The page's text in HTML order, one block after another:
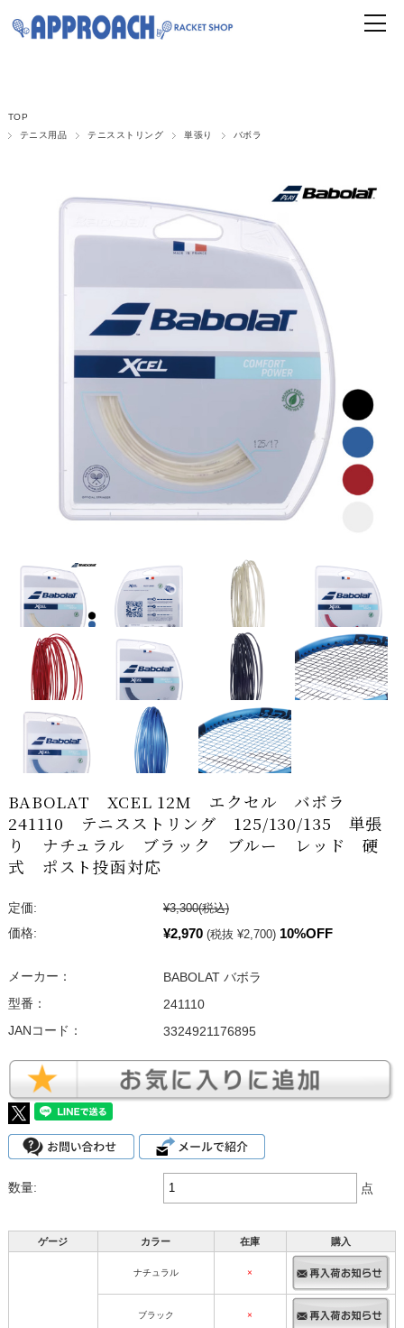
TOP
テニス用品
テニスストリング 単張り バボラ
BABOLAT XCEL 12M エクセル バボラ
241110 テニスストリング 125/130/135 単張
り ナチュラル ブラック ブルー レッド 硬
式 ポスト投函対応
定価: ¥3,300(税込)
価格:
¥2,970 (税抜 ¥2,700) 10%OFF
メーカー：
BABOLAT バボラ
型番：
241110
JANコード：
3324921176895
数量: 点
ゲージ カラー 在庫 購入
ナチュラル ×
ブラック ×